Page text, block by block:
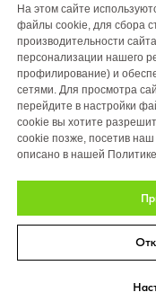
Портфолио
Вакансии
Блог
© 2026 Студия
На этом сайте
файлы cookie, для сбора
производительности
персонализации нашего
профилирование) и
сетями. Для просмотра
перейдите в настройки
cookie вы хотите
cookie позже, посетив
описано в нашей